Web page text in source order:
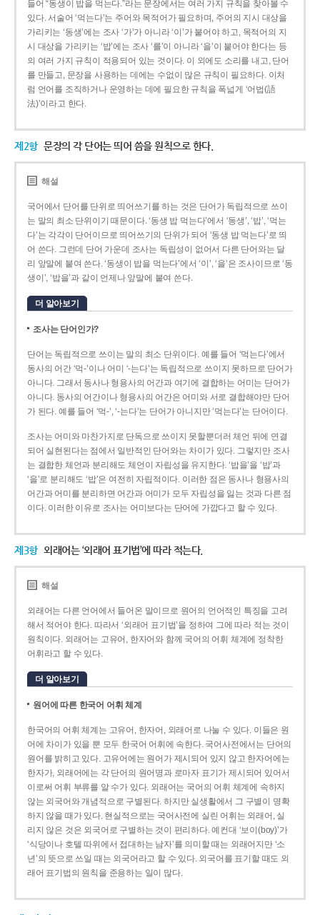
들어 “동생이 밥을 먹는다.”라는 문장에서는 여러 가지 규칙을 찾아볼 수
있다. 서술어 ‘먹는다’는 주어와 목적어가 필요하며, 주어의 지시 대상을
가리키는 ‘동생’에는 조사 ‘가’가 아니라 ‘이’가 붙어야 하고, 목적어의 지
시 대상을 가리키는 ‘밥’에는 조사 ‘를’이 아니라 ‘을’이 붙어야 한다는 등
의 여러 가지 규칙이 적용되어 있는 것이다. 이 외에도 소리를 내고, 단어
를 만들고, 문장을 사용하는 데에는 수없이 많은 규칙이 필요하다. 이처
럼 언어를 조직하거나 운영하는 데에 필요한 규칙을 폭넓게 ‘어법(語
法)’이라고 한다.
제2항 문장의 각 단어는 띄어 씀을 원칙으로 한다.
해설
국어에서 단어를 단위로 띄어쓰기를 하는 것은 단어가 독립적으로 쓰이
는 말의 최소 단위이기 때문이다. ‘동생 밥 먹는다’에서 ‘동생’, ‘밥’, ‘먹는
다’는 각각이 단어이므로 띄어쓰기의 단위가 되어 ‘동생 밥 먹는다’로 띄
어 쓴다. 그런데 단어 가운데 조사는 독립성이 없어서 다른 단어와는 달
리 앞말에 붙여 쓴다. ‘동생이 밥을 먹는다’에서 ‘이’, ‘을’은 조사이므로 ‘동
생이’, ‘밥을’과 같이 언제나 앞말에 붙여 쓴다.
더 알아보기
조사는 단어인가?
단어는 독립적으로 쓰이는 말의 최소 단위이다. 예를 들어 ‘먹는다’에서
동사의 어간 ‘먹-­’이나 어미 ‘­-는다’는 독립적으로 쓰이지 못하므로 단어가
아니다. 그래서 동사나 형용사의 어간과 여기에 결합하는 어미는 단어가
아니다. 동사의 어간이나 형용사의 어간은 어미와 서로 결합해야만 단어
가 된다. 예를 들어 ‘먹-’, ‘-는다’는 단어가 아니지만 ‘먹는다’는 단어이다.
조사는 어미와 마찬가지로 단독으로 쓰이지 못할뿐더러 체언 뒤에 연결
되어 실현된다는 점에서 일반적인 단어와는 차이가 있다. 그렇지만 조사
는 결합한 체언과 분리해도 체언이 자립성을 유지한다. ‘밥을’을 ‘밥’과
‘을’로 분리해도 ‘밥’은 여전히 자립적이다. 이러한 점은 동사나 형용사의
어간과 어미를 분리하면 어간과 어미가 모두 자립성을 잃는 것과 다른 점
이다. 이러한 이유로 조사는 어미보다는 단어에 가깝다고 할 수 있다.
제3항 외래어는 ‘외래어 표기법’에 따라 적는다.
해설
외래어는 다른 언어에서 들어온 말이므로 원어의 언어적인 특징을 고려
해서 적어야 한다. 따라서 ‘외래어 표기법’을 정하여 그에 따라 적는 것이
원칙이다. 외래어는 고유어, 한자어와 함께 국어의 어휘 체계에 정착한
어휘라고 할 수 있다.
더 알아보기
원어에 따른 한국어 어휘 체계
한국어의 어휘 체계는 고유어, 한자어, 외래어로 나눌 수 있다. 이들은 원
어에 차이가 있을 뿐 모두 한국어 어휘에 속한다. 국어사전에서는 단어의
원어를 밝히고 있다. 고유어에는 원어가 제시되어 있지 않고 한자어에는
한자가, 외래어에는 각 단어의 원어명과 로마자 표기가 제시되어 있어서
이로써 어휘 부류를 알 수가 있다. 외래어는 국어의 어휘 체계에 속하지
않는 외국어와 개념적으로 구별된다. 하지만 실생활에서 그 구별이 명확
하지 않을 때가 있다. 현실적으로는 국어사전에 실린 어휘는 외래어, 실
리지 않은 것은 외국어로 구별하는 것이 편리하다. 예컨대 ‘보이(boy)’가
‘식당이나 호텔 따위에서 접대하는 남자’를 의미할 때는 외래어지만 ‘소
년’의 뜻으로 쓰일 때는 외국어라고 할 수 있다. 외국어를 표기할 때도 외
래어 표기법의 원칙을 준용하는 일이 많다.